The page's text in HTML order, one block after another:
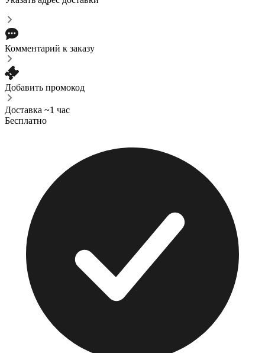
Комментарий к заказу
Добавить промокод
Доставка ~1 час
Бесплатно